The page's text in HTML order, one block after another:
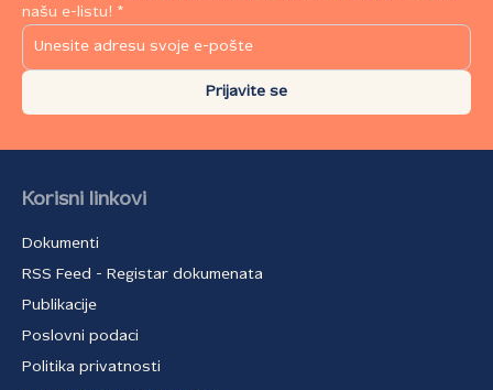
našu e-listu! *
Prijavite se
Korisni linkovi
Dokumenti
RSS Feed - Registar dokumenata
Publikacije
Poslovni podaci
Politika privatnosti